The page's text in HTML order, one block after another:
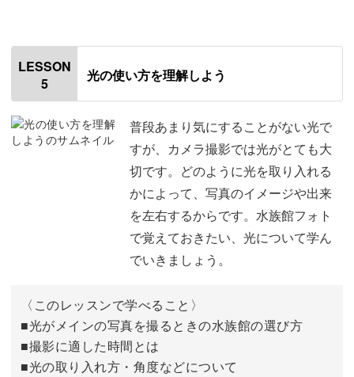
はじめに
なぜ被写体ブレは発生するのか
生き物ごとのシャッタースピードについて 02:08
03:07
シャッタースピードについて 03:42
カメラの設定について 04:52
AFとMFの使い分けについて
おわりに
LESSON
5
光の使い方を理解しよう
普段あまり気にすることがない光で
すが、カメラ撮影では光がとても大
切です。どのように光を取り入れる
かによって、写真のイメージや出来
を左右するからです。水族館フォト
で覚えておきたい、光について学ん
でいきましょう。
〈このレッスンで学べること〉
■光がメインの写真を撮るときの水族館の選び方
■撮影に適した時間とは
■光の取り入れ方・角度などについて